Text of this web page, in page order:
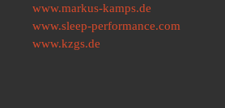
www.markus-kamps.de
www.sleep-performance.com
www.kzgs.de